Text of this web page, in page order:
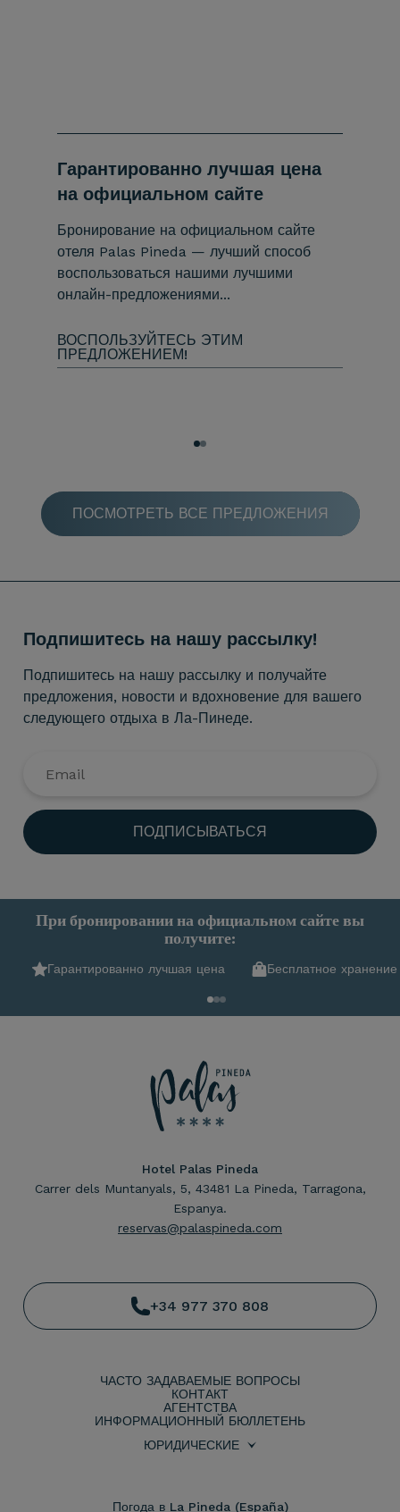
Гарантированно лучшая цена
на официальном сайте
Бронирование на официальном сайте
отеля Palas Pineda — лучший способ
воспользоваться нашими лучшими
онлайн-предложениями...
ВОСПОЛЬЗУЙТЕСЬ ЭТИМ
ПРЕДЛОЖЕНИЕМ!
ПОСМОТРЕТЬ ВСЕ ПРЕДЛОЖЕНИЯ
Подпишитесь на нашу рассылку!
Подпишитесь на нашу рассылку и получайте
предложения, новости и вдохновение для вашего
следующего отдыха в Ла-Пинеде.
ПОДПИСЫВАТЬСЯ
При бронировании на официальном сайте вы
получите:
Гарантированно лучшая цена Бесплатное
Hotel Palas Pineda
Carrer dels Muntanyals, 5, 43481 La Pineda, Tarragona,
Espanya.
reservas@palaspineda.com
+34 977 370 808
ЧАСТО ЗАДАВАЕМЫЕ ВОПРОСЫ
КОНТАКТ
АГЕНТСТВА
ИНФОРМАЦИОННЫЙ БЮЛЛЕТЕНЬ
ЮРИДИЧЕСКИЕ
Погода в La Pineda (España)